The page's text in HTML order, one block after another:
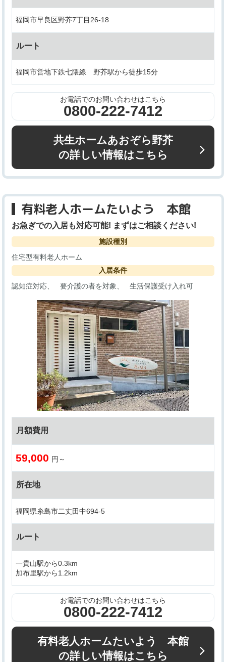
福岡市早良区野芥7丁目26-18
ルート
福岡市営地下鉄七隈線 野芥駅から徒歩15分
お電話でのお問い合わせはこちら
0800-222-7412
共生ホームあおぞら野芥
の詳しい情報はこちら
有料老人ホームたいよう 本館
お急ぎでの入居も対応可能! まずはご相談ください!
施設種別
住宅型有料老人ホーム
入居条件
認知症対応
要介護の者を対象 生活保護受け入れ可
月額費用
59,000 円～
所在地
福岡県糸島市二丈田中694-5
ルート
一貴山駅から0.3km
加布里駅から1.2km
お電話でのお問い合わせはこちら
0800-222-7412
有料老人ホームたいよう 本館
の詳しい情報はこちら